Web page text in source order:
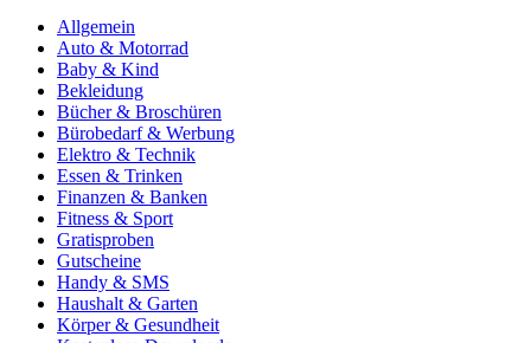
Allgemein
Auto & Motorrad
Baby & Kind
Bekleidung
Bücher & Broschüren
Bürobedarf & Werbung
Elektro & Technik
Essen & Trinken
Finanzen & Banken
Fitness & Sport
Gratisproben
Gutscheine
Handy & SMS
Haushalt & Garten
Körper & Gesundheit